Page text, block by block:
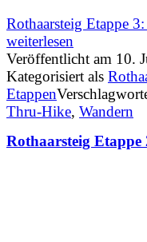
Rothaarsteig Etappe
weiterlesen
Veröffentlicht am 10.
Kategorisiert als
Etappen
Thru-Hike, Wandern
Rothaarsteig